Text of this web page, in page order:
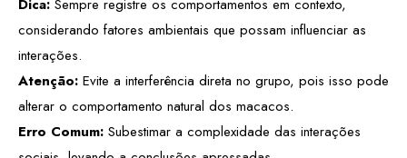
Dica: Sempre registre os comportamentos em contexto,
considerando fatores ambientais que possam influenciar as
interações.
Atenção: Evite a interferência direta no grupo, pois isso pode
alterar o comportamento natural dos macacos.
Erro Comum: Subestimar a complexidade das interações